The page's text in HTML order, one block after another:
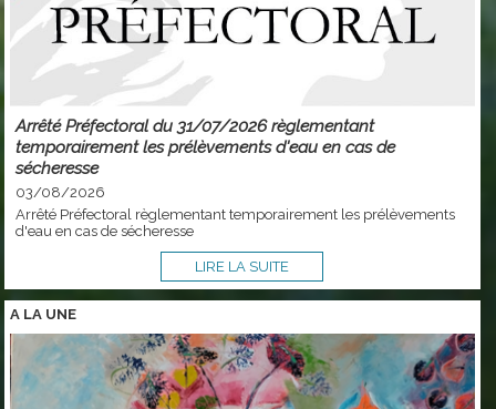
Arrêté Préfectoral du 31/07/2026 règlementant
temporairement les prélèvements d'eau en cas de
sécheresse
03/08/2026
Arrêté Préfectoral règlementant temporairement les prélèvements
d'eau en cas de sécheresse
LIRE LA SUITE
A LA UNE